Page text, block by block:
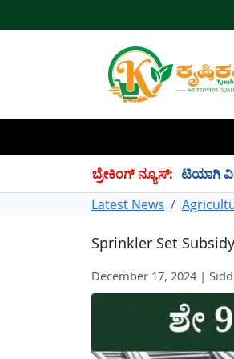
ಬ್ರೇಕಿಂಗ್ ನ್ಯೂಸ್:
ಸೆಪ್ಟೆಂಬರ್ ತಿಂಗಳ ಪಡಿತರ ಜಂಟಿಯಾಗಿ ವಿತರಣೆ!
Latest News
Sprinkler Set
December 17, 2024 |